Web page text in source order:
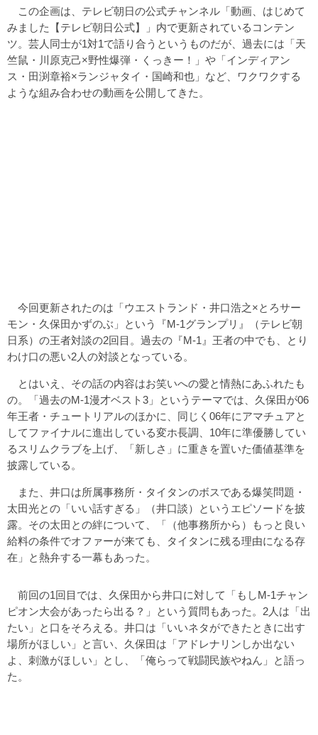
この企画は、テレビ朝日の公式チャンネル「動画、はじめて
みました【テレビ朝日公式】」内で更新されているコンテン
ツ。芸人同士が1対1で語り合うというものだが、過去には「天
竺鼠・川原克己×野性爆弾・くっきー！」や「インディアン
ス・田渕章裕×ランジャタイ・国崎和也」など、ワクワクする
ような組み合わせの動画を公開してきた。
今回更新されたのは「ウエストランド・井口浩之×とろサー
モン・久保田かずのぶ」という『M-1グランプリ』（テレビ朝
日系）の王者対談の2回目。過去の『M-1』王者の中でも、とり
わけ口の悪い2人の対談となっている。
とはいえ、その話の内容はお笑いへの愛と情熱にあふれたも
の。「過去のM-1漫才ベスト3」というテーマでは、久保田が06
年王者・チュートリアルのほかに、同じく06年にアマチュアと
してファイナルに進出している変ホ長調、10年に準優勝してい
るスリムクラブを上げ、「新しさ」に重きを置いた価値基準を
披露している。
また、井口は所属事務所・タイタンのボスである爆笑問題・
太田光との「いい話すぎる」（井口談）というエピソードを披
露。その太田との絆について、「（他事務所から）もっと良い
給料の条件でオファーが来ても、タイタンに残る理由になる存
在」と熱弁する一幕もあった。
前回の1回目では、久保田から井口に対して「もしM-1チャン
ピオン大会があったら出る？」という質問もあった。2人は「出
たい」と口をそろえる。井口は「いいネタができたときに出す
場所がほしい」と言い、久保田は「アドレナリンしか出ない
よ、刺激がほしい」とし、「俺らって戦闘民族やねん」と語っ
た。